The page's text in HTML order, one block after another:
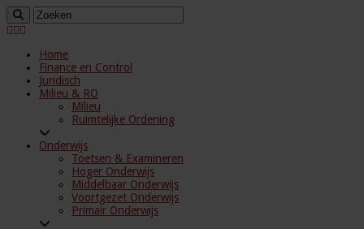
Home
Finance en Control
Juridisch
Milieu & RO
Milieu
Ruimtelijke Ordening
Onderwijs
Toetsen & Examineren
Hoger Onderwijs
Middelbaar Onderwijs
Voortgezet Onderwijs
Primair Onderwijs